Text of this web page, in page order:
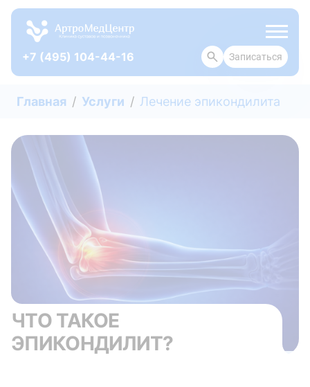
+7 (495) 104-44-16 Записаться
Главная
Услуги Лечение эпикондилита
ЧТО ТАКОЕ
ЭПИКОНДИЛИТ?